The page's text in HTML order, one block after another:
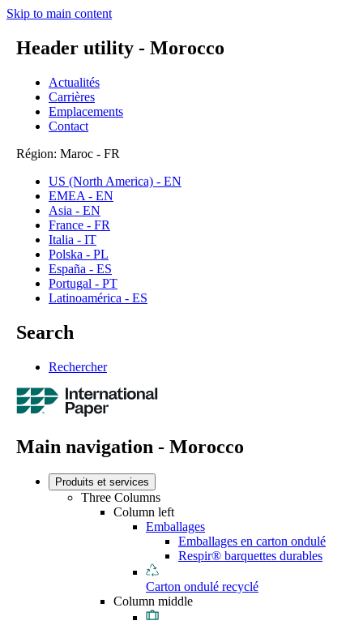
Skip to main content
Header utility - Morocco
Actualités
Carrières
Emplacements
Contact
Région: Maroc - FR
US (North America) - EN
EMEA - EN
Asia - EN
France - FR
Italia - IT
Polska - PL
España - ES
Portugal - PT
Latinoamérica - ES
Search
Rechercher
Main navigation - Morocco
Produits et services
Three Columns
Column left
Emballages
Emballages en carton ondulé
Respir® barquettes durables
Carton ondulé recyclé
Column middle